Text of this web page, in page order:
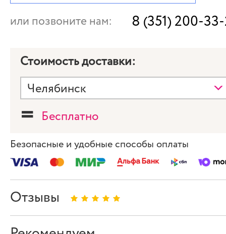
или позвоните нам: 8 (351) 200-
Стоимость доставки:
= Бесплатно
Безопасные и удобные способы оплаты
Отзывы